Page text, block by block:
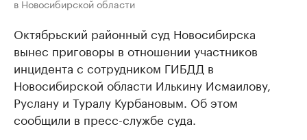
в Новосибирской области
Октябрьский районный суд Новосибирска
вынес приговоры в отношении участников
инцидента с сотрудником ГИБДД в
Новосибирской области Илькину Исмаилову,
Руслану и Туралу Курбановым. Об этом
сообщили в пресс-службе суда.